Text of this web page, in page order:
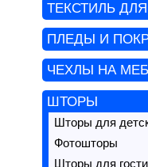
ТЕКСТИЛЬ
ПЛЕДЫ И
ЧЕХЛЫ НА
ШТОРЫ
Шторы для
Фотошторы
Шторы для